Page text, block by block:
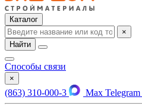
Каталог
×
Найти
Способы связи
×
(863) 310-000-3 Max Telegram